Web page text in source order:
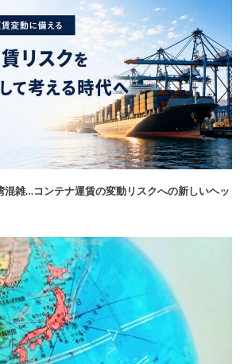
混雑…コンテナ運賃の変動リスクへの新しいヘッ